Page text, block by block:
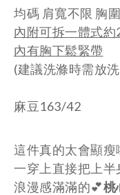
均碼 肩寬不限 胸
內附可拆一體式
內有胸下鬆緊帶
(建議洗滌時需放
麻豆163/42
這件真的太會顯瘦
一穿上直接把上
浪漫感滿滿的💕桃